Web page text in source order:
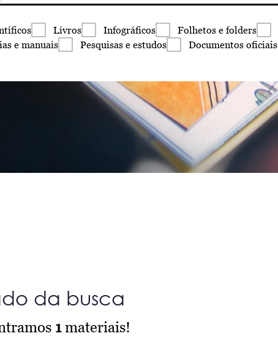
Livros Infográficos Folhetos e folders
e manuais Pesquisas e estudos Documentos oficiais
da busca
1materiais!